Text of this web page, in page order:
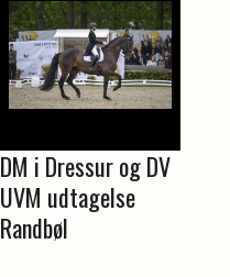
DM i Dressur og DV
UVM udtagelse
Randbøl